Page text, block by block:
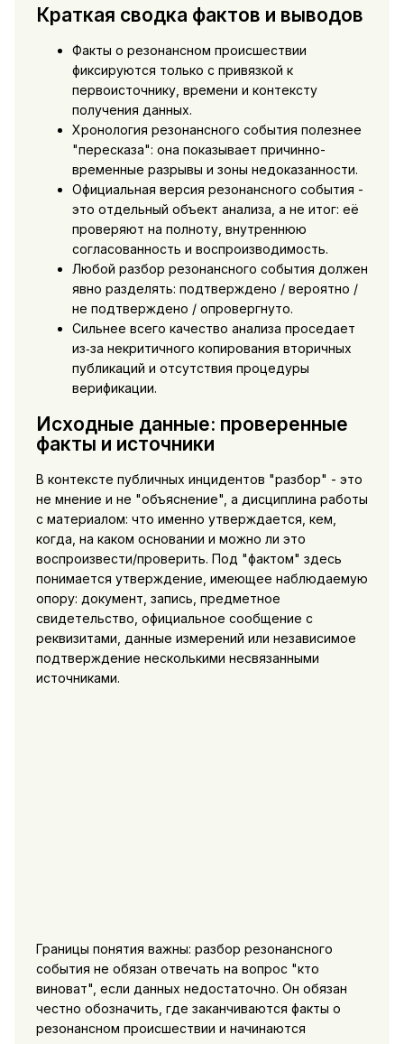
Краткая сводка фактов и выводов
Факты о резонансном происшествии
фиксируются только с привязкой к
первоисточнику, времени и контексту
получения данных.
Хронология резонансного события полезнее
"пересказа": она показывает причинно-
временные разрывы и зоны недоказанности.
Официальная версия резонансного события -
это отдельный объект анализа, а не итог: её
проверяют на полноту, внутреннюю
согласованность и воспроизводимость.
Любой разбор резонансного события должен
явно разделять: подтверждено / вероятно /
не подтверждено / опровергнуто.
Сильнее всего качество анализа проседает
из‑за некритичного копирования вторичных
публикаций и отсутствия процедуры
верификации.
Исходные данные: проверенные
факты и источники
В контексте публичных инцидентов "разбор" - это
не мнение и не "объяснение", а дисциплина работы
с материалом: что именно утверждается, кем,
когда, на каком основании и можно ли это
воспроизвести/проверить. Под "фактом" здесь
понимается утверждение, имеющее наблюдаемую
опору: документ, запись, предметное
свидетельство, официальное сообщение с
реквизитами, данные измерений или независимое
подтверждение несколькими несвязанными
источниками.
Границы понятия важны: разбор резонансного
события не обязан отвечать на вопрос "кто
виноват", если данных недостаточно. Он обязан
честно обозначить, где заканчиваются факты о
резонансном происшествии и начинаются